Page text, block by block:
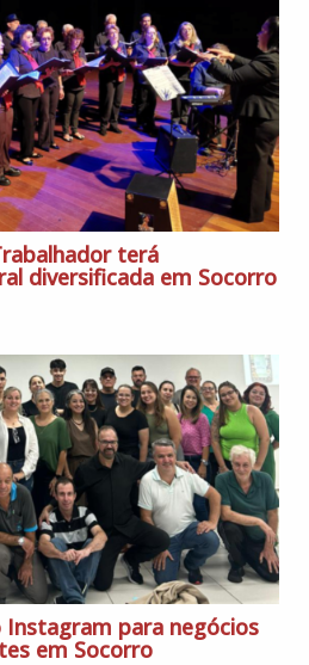
terá
diversificada em Socorro
para negócios
em Socorro